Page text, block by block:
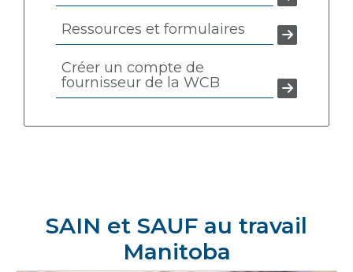
Ressources et formulaires
Créer un compte de
fournisseur de la WCB
SAIN et SAUF au travail
Manitoba